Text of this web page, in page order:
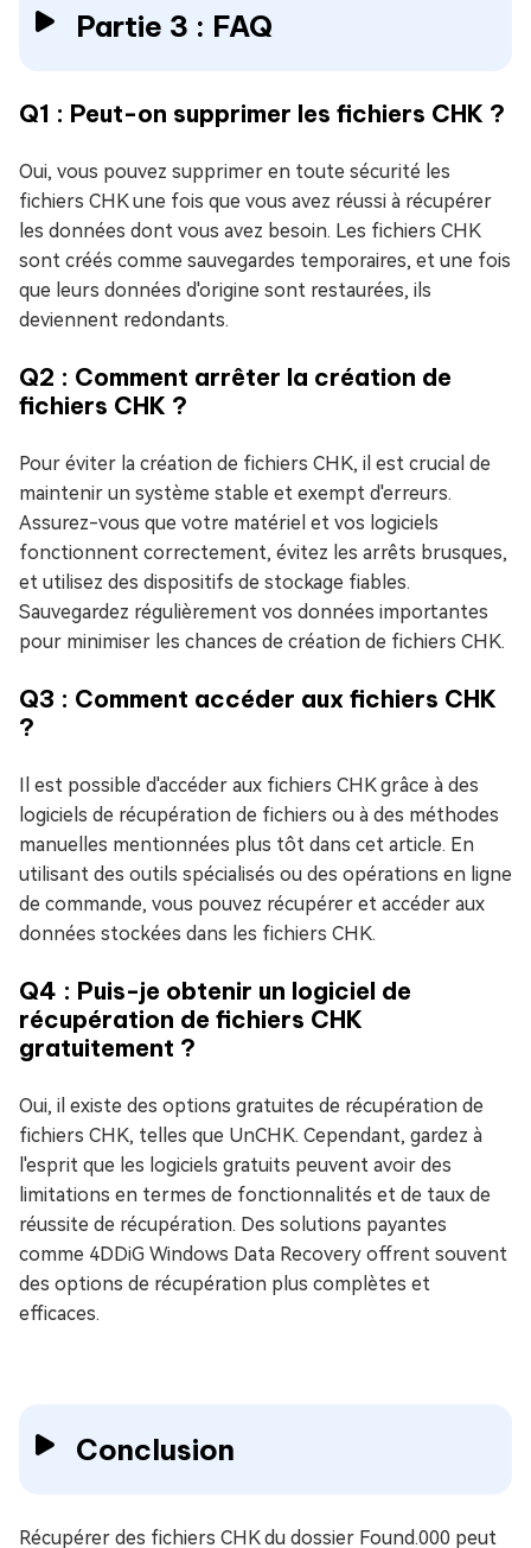
Partie 3 : FAQ
Q1 : Peut-on supprimer les fichiers CHK ?
Oui, vous pouvez supprimer en toute sécurité les
fichiers CHK une fois que vous avez réussi à récupérer
les données dont vous avez besoin. Les fichiers CHK
sont créés comme sauvegardes temporaires, et une fois
que leurs données d'origine sont restaurées, ils
deviennent redondants.
Q2 : Comment arrêter la création de
fichiers CHK ?
Pour éviter la création de fichiers CHK, il est crucial de
maintenir un système stable et exempt d'erreurs.
Assurez-vous que votre matériel et vos logiciels
fonctionnent correctement, évitez les arrêts brusques,
et utilisez des dispositifs de stockage fiables.
Sauvegardez régulièrement vos données importantes
pour minimiser les chances de création de fichiers CHK.
Q3 : Comment accéder aux fichiers CHK
?
Il est possible d'accéder aux fichiers CHK grâce à des
logiciels de récupération de fichiers ou à des méthodes
manuelles mentionnées plus tôt dans cet article. En
utilisant des outils spécialisés ou des opérations en ligne
de commande, vous pouvez récupérer et accéder aux
données stockées dans les fichiers CHK.
Q4 : Puis-je obtenir un logiciel de
récupération de fichiers CHK
gratuitement ?
Oui, il existe des options gratuites de récupération de
fichiers CHK, telles que UnCHK. Cependant, gardez à
l'esprit que les logiciels gratuits peuvent avoir des
limitations en termes de fonctionnalités et de taux de
réussite de récupération. Des solutions payantes
comme 4DDiG Windows Data Recovery offrent souvent
des options de récupération plus complètes et
efficaces.
Conclusion
Récupérer des fichiers CHK du dossier Found.000 peut